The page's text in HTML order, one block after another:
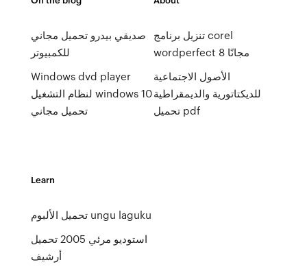
صديقي بيدرو تحميل مجاني
للكمبيوتر
Windows dvd player
لنظام التشغيل windows 10
تحميل مجاني
تنزيل برنامج corel
wordperfect 8 مجانًا
الأصول الاجتماعية
للديكتاتورية والديمقراطية
تحميل pdf
Learn
تحميل الألبوم ungu laguku
استوديو مرئي 2005 تحميل
أرشيف